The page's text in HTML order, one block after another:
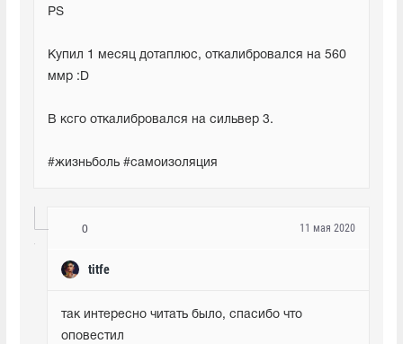
PS
Купил 1 месяц дотаплюс, откалибровался на 560
ммр :D
В ксго откалибровался на сильвер 3.
#жизньболь #самоизоляция
0
titfe
11 мая 2020
так интересно читать было, спасибо что
оповестил